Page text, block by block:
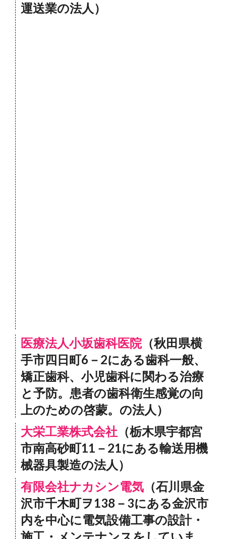
運送業の法人）
医療法人小坂歯科医院（秋田県横
手市四日町6－2にある歯科一般、
矯正歯科、小児歯科に関わる治療
と予防。患者の歯科衛生感覚の向
上のための啓蒙。の法人）
大栄工業株式会社 （栃木県宇都宮
市南高砂町11－21にある輸送用機
械器具製造の法人）
有限会社ナカシン電気 （石川県金
沢市千木町ヲ138－3にある金沢市
内を中心に電気設備工事の設計・